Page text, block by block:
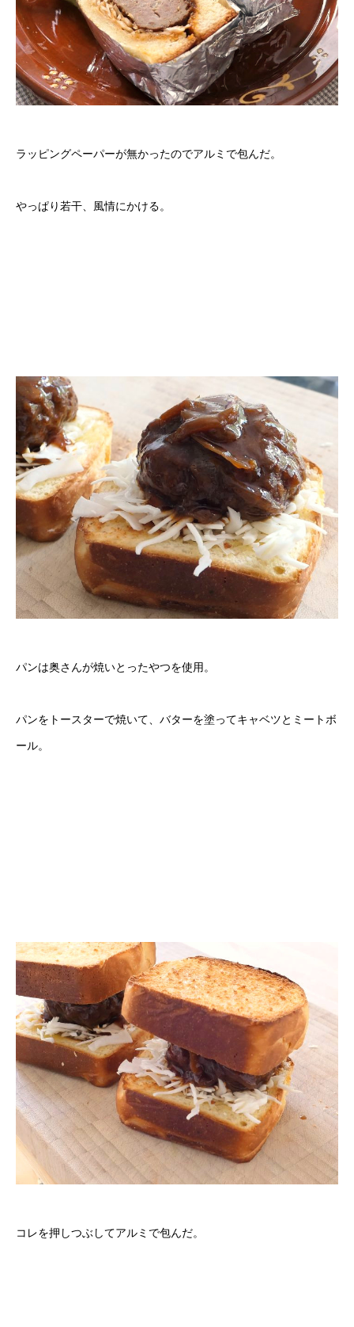
ラッピングペーパーが無かったのでアルミで包んだ。
やっぱり若干、風情にかける。
パンは奥さんが焼いとったやつを使用。
パンをトースターで焼いて、バターを塗ってキャベツとミートボ
ール。
コレを押しつぶしてアルミで包んだ。